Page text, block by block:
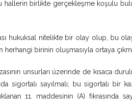
hallerin birlikte gerçekleşme koşulu
hukuksal nitelikte bir olay olup, bu
birinin oluşmasıyla ortaya
unsurları üzerinde de kısaca
sigortalı sayılmalı; bu sigortalı bir
11. maddesinin (A)